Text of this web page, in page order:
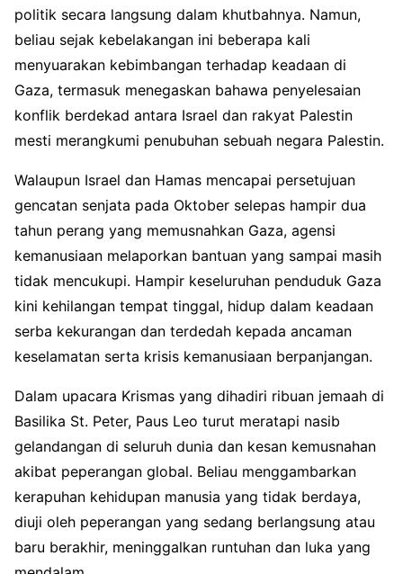
politik secara langsung dalam khutbahnya. Namun,
beliau sejak kebelakangan ini beberapa kali
menyuarakan kebimbangan terhadap keadaan di
Gaza, termasuk menegaskan bahawa penyelesaian
konflik berdekad antara Israel dan rakyat Palestin
mesti merangkumi penubuhan sebuah negara Palestin.
Walaupun Israel dan Hamas mencapai persetujuan
gencatan senjata pada Oktober selepas hampir dua
tahun perang yang memusnahkan Gaza, agensi
kemanusiaan melaporkan bantuan yang sampai masih
tidak mencukupi. Hampir keseluruhan penduduk Gaza
kini kehilangan tempat tinggal, hidup dalam keadaan
serba kekurangan dan terdedah kepada ancaman
keselamatan serta krisis kemanusiaan berpanjangan.
Dalam upacara Krismas yang dihadiri ribuan jemaah di
Basilika St. Peter, Paus Leo turut meratapi nasib
gelandangan di seluruh dunia dan kesan kemusnahan
akibat peperangan global. Beliau menggambarkan
kerapuhan kehidupan manusia yang tidak berdaya,
diuji oleh peperangan yang sedang berlangsung atau
baru berakhir, meninggalkan runtuhan dan luka yang